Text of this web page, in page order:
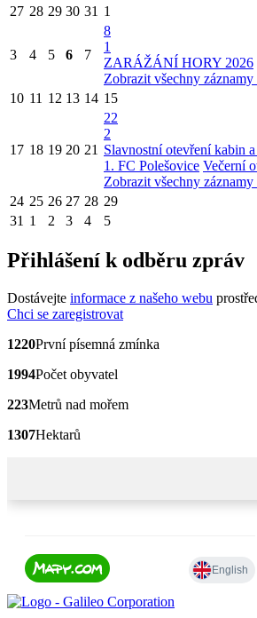
27 28 29 30 31 1
3 4 5 6 7
8
1
ZARÁŽÁNÍ HORY 2026
Zobrazit všechny záznamy
10 11 12 13 14 15
17 18 19 20 21
22
2
Slavnostní otevření kabin
1. FC Polešovice Večerní
Zobrazit všechny záznamy
24 25 26 27 28 29
31 1 2 3 4 5
Přihlášení k odběru zpráv
Dostávejte informace z našeho webu
Chci se zaregistrovat
1220První písemná zmínka
1994Počet obyvatel
223Metrů nad mořem
1307Hektarů